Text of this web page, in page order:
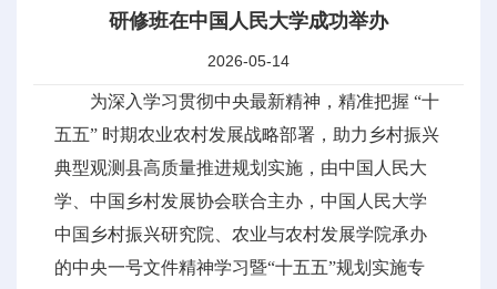
研修班在中国人民大学成功举办
2026-05-14
为深入学习贯彻中央最新精神，精准把握 “十
五五” 时期农业农村发展战略部署，助力乡村振兴
典型观测县高质量推进规划实施，由中国人民大
学、中国乡村发展协会联合主办，中国人民大学
中国乡村振兴研究院、农业与农村发展学院承办
的中央一号文件精神学习暨“十五五”规划实施专